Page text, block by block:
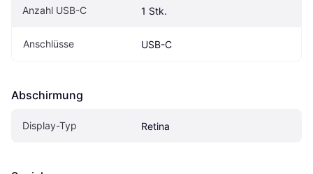
Anzahl USB-C 1 Stk.
Anschlüsse USB-C
Abschirmung
Display-Typ Retina